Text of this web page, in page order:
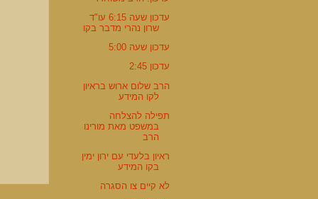
עדכון שעה 6:15 עו"ד
שרון נהרי מדבר בקו
עדכון שעה 5:00
עדכון 2:45
הרב שלום ארוש בראיון
לקו המידע
תפילה להצלחה
במשפט מאת מורינו
הרב
ראיון בלעדי עם ירון ימין
בקו המידע
לא קיים צו הסגרה